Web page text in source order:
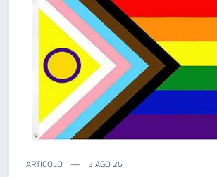
ARTICOLO 3 AGO 26